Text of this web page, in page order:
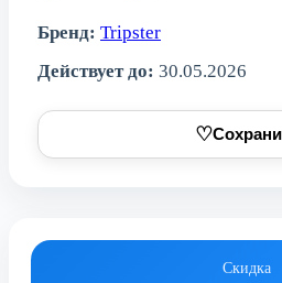
Бренд: Tripster
Действует до: 30.05.2026
♡
Скидка